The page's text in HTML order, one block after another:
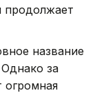
продолжает
название
за
огромная